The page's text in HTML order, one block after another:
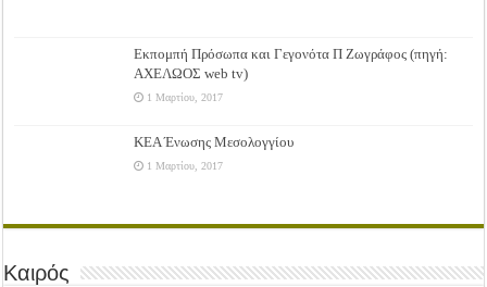
Εκπομπή Πρόσωπα και Γεγονότα Π Ζωγράφος (πηγή:
ΑΧΕΛΩΟΣ web tv)
1 Μαρτίου, 2017
ΚΕΑ Ένωσης Μεσολογγίου
1 Μαρτίου, 2017
Καιρός